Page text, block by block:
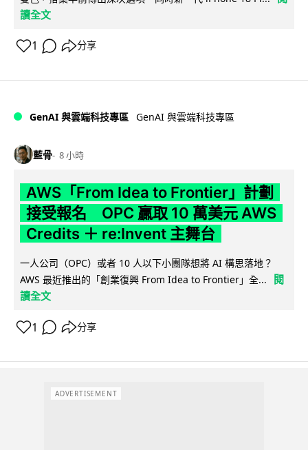
讀全文
1 分享
GenAI 與雲端科技專區 GenAI 與雲端科技專區
藍骨 8 小時
AWS「From Idea to Frontier」計劃
接受報名 OPC 贏取 10 萬美元 AWS
Credits ＋ re:Invent 主舞台
一人公司（OPC）或者 10 人以下小團隊想將 AI 構思落地？
AWS 最近推出的「創業復興 From Idea to Frontier」全...
閱
讀全文
1 分享
ADVERTISEMENT